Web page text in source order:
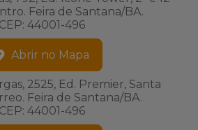
Feira de Santana/BA.
CEP: 44001-496
Abrir no Mapa
2525, Ed. Premier, Santa
Feira de Santana/BA.
CEP: 44001-496